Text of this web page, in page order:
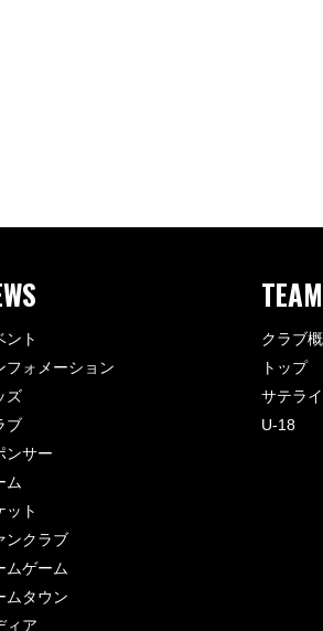
ント
フォメーション
ズ
ブ
ンサー
ム
ット
ンクラブ
ムゲーム
ムタウン
ィア
TEAM
クラブ
トップ
サテラ
U-18